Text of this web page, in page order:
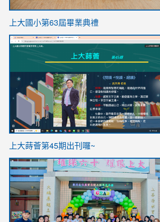
link
https://sites.google.com/stes.tyc.edu.tw/
上大國小第63屆畢業典禮
link
ink
https://sites.google.com/stes.tyc.edu.tw/
link
https://sites.google.com/stes.tyc.edu.tw/
上大蒔薈第45期出刊囉~